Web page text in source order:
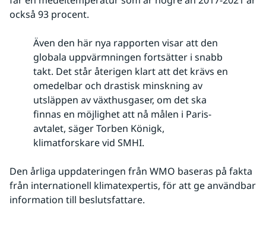
också 93 procent.
Även den här nya rapporten visar att den
globala uppvärmningen fortsätter i snabb
takt. Det står återigen klart att det krävs en
omedelbar och drastisk minskning av
utsläppen av växthusgaser, om det ska
finnas en möjlighet att nå målen i Paris-
avtalet, säger Torben Königk,
klimatforskare vid SMHI.
Den årliga uppdateringen från WMO baseras på fakta
från internationell klimatexpertis, för att ge användbar
information till beslutsfattare.